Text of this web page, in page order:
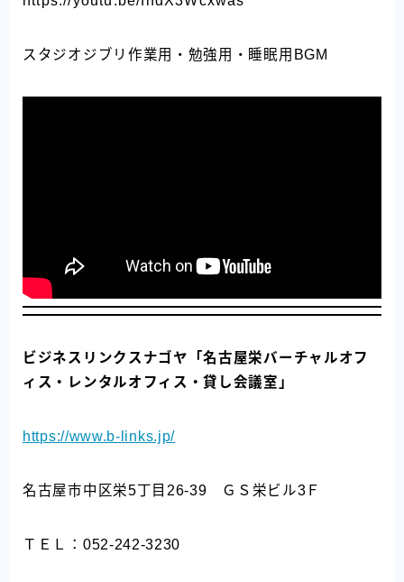
スタジオジブリ作業用・勉強用・睡眠用BGM
ビジネスリンクスナゴヤ「名古屋栄バーチャルオフ
ィス・レンタルオフィス・貸し会議室」
https://www.b-links.jp/
名古屋市中区栄5丁目26-39 ＧＳ栄ビル3Ｆ
ＴＥＬ：052-242-3230